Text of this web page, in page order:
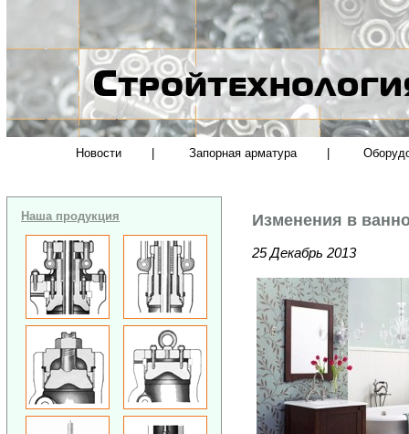
Новости Запорная арматура
Наша продукция Изменения в
25 Декабрь 2013